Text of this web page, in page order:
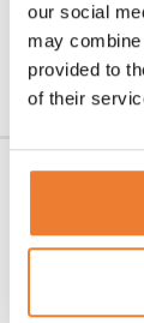
our social
may
provided to
of their